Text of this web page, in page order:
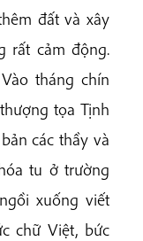
đất và xây
rất cảm động.
tháng chín
tọa Tịnh
các thầy và
tu ở trường
xuống viết
chữ Việt, bức